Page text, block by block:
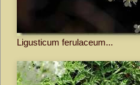
Ligusticum ferulaceum...